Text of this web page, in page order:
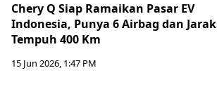
Chery Q Siap Ramaikan Pasar EV
Indonesia, Punya 6 Airbag dan Jarak
Tempuh 400 Km
15 Jun 2026, 1:47 PM